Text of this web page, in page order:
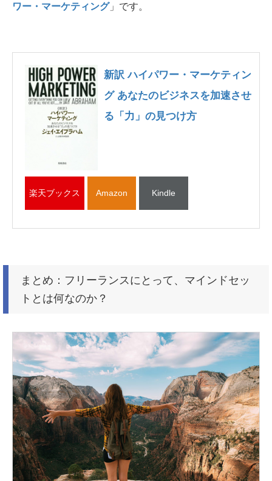
ワー・マーケティング」です。
新訳 ハイパワー・マーケティン
グ あなたのビジネスを加速させ
る「力」の見つけ方
楽天ブックス Amazon Kindle
まとめ：フリーランスにとって、マインドセッ
トとは何なのか？